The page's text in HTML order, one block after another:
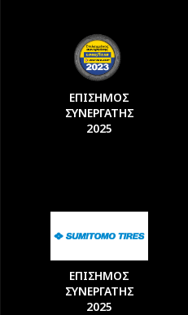
ΕΠΙΣΗΜΟΣ
ΣΥΝΕΡΓΑΤΗΣ
2025
ΕΠΙΣΗΜΟΣ
ΣΥΝΕΡΓΑΤΗΣ
2025